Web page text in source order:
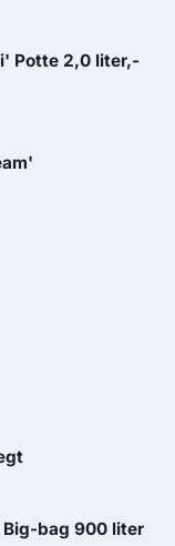
Potte 2,0 liter,-
bag 900 liter